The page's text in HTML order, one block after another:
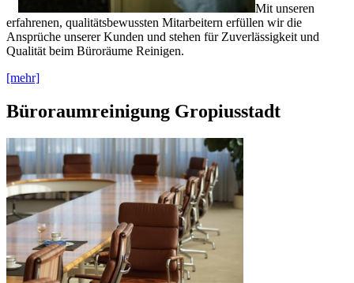
Mit unseren
erfahrenen, qualitätsbewussten Mitarbeitern erfüllen wir die
Ansprüche unserer Kunden und stehen für Zuverlässigkeit und
Qualität beim Büroräume Reinigen.
[mehr]
Büroraumreinigung Gropiusstadt